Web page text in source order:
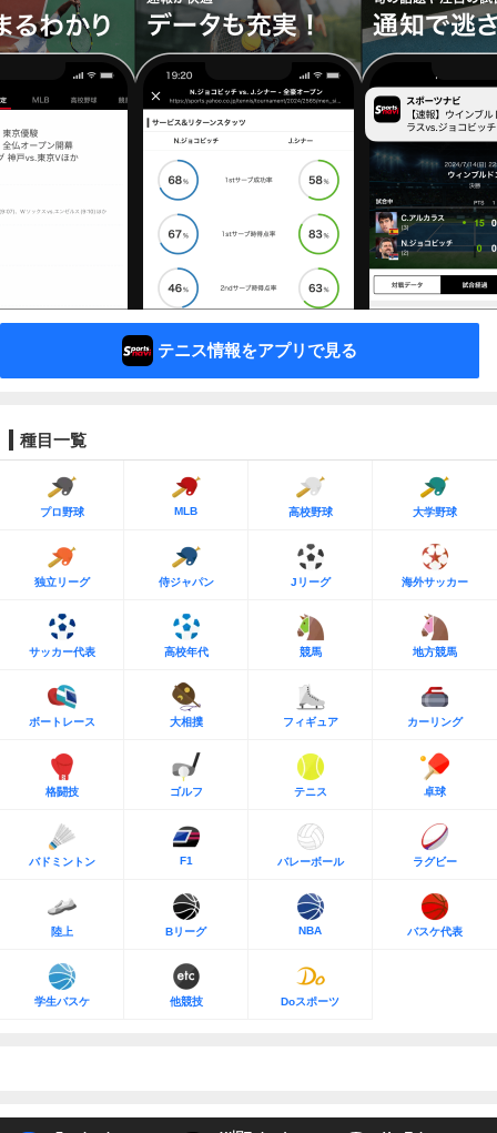
テニス情報をアプリで見る
種目一覧
プロ野球 MLB 高校野球 大学野球
独立リーグ 侍ジャパン Jリーグ 海外サッカー
サッカー代表 高校年代 競馬 地方競馬
ボートレース 大相撲 フィギュア カーリング
格闘技 ゴルフ テニス 卓球
バドミントン F1 バレーボール ラグビー
陸上 Bリーグ NBA バスケ代表
学生バスケ 他競技 Doスポーツ